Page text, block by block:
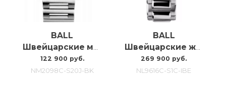
BALL
Швейцарские мужские часы Ball с автоподзаводом Enterprise NM2098C-S20J-BK
122 900 руб.
NM2098C-S20J-BK
BALL
Швейцарские женские часы C автоподзаводом Ball Marvelight Chronometer 36MM
269 900 руб.
NL9616C-S1C-IBE